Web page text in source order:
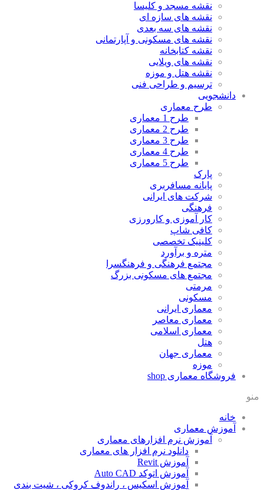
نقشه مسجد و کلیسا
نقشه های سازه ای
نقشه های سه بعدی
نقشه های مسکونی و آپارتمانی
نقشه کتابخانه
نقشه های ویلایی
نقشه هتل و موزه
ترسیم و طراحی فنی
دانشجویی
طرح معماری
طرح 1 معماری
طرح 2 معماری
طرح 3 معماری
طرح 4 معماری
طرح 5 معماری
پارک
پایانه مسافربری
شرکت های ایرانی
فرهنگی
کار آموزی و کارورزی
کافی شاپ
کلینیک تخصصی
متره و برآورد
مجتمع فرهنگی و فرهنگسرا
مجتمع های مسکونی بزرگ
مرمتی
مسکونی
معماری ایرانی
معماری معاصر
معماری اسلامی
هتل
معماری جهان
موزه
فروشگاه معماری shop
منو
خانه
آموزش معماری
آموزش نرم افزارهای معماری
دانلود نرم افزار های معماری
آموزش Revit
آموزش اتوکد Auto CAD
آموزش اسکیس ، راندوف کروکی ، شیت بندی